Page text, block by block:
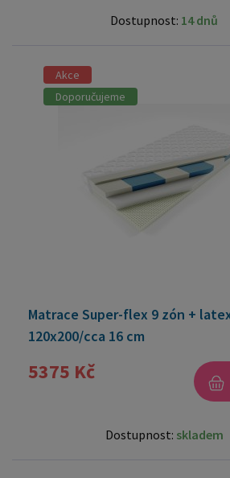
Dostupnost: 14 dnů
Akce
Doporučujeme
Matrace Super-flex 9 zón +
120x200/cca 16 cm
5375 Kč
Dostupnost: skladem